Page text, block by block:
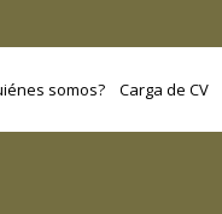
somos? Carga de CV